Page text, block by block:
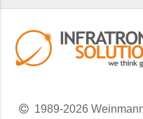
1989-2026